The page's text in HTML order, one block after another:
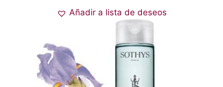
Añadir a lista de deseos